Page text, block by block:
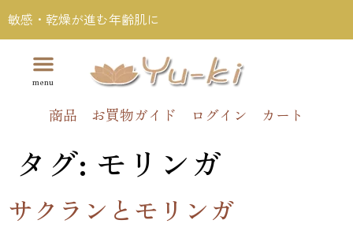
敏感・乾燥が進む年齢肌に
商品 お買物ガイド ログイン カート
タグ: モリンガ
サクランとモリンガ